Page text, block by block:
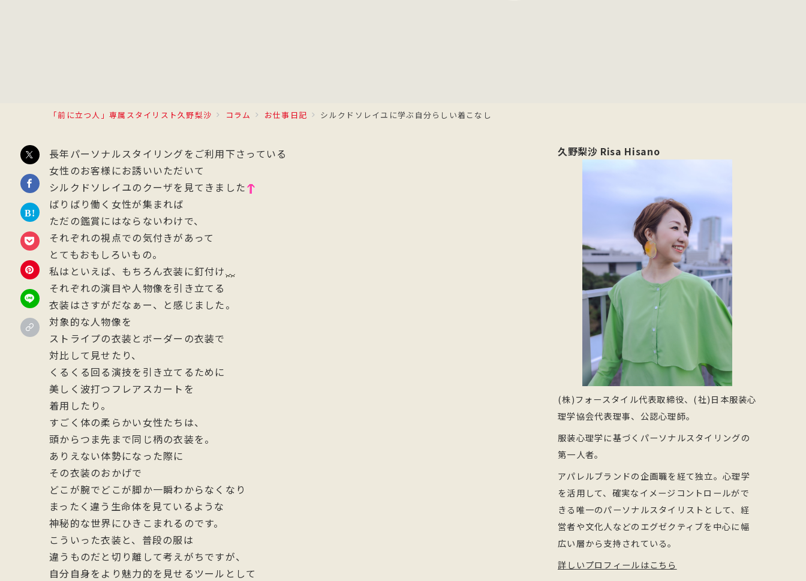
「前に立つ人」専属スタイリスト久野梨沙 コラム お仕事日記 シルクドソレイユに学ぶ自分らしい着こなし
長年パーソナルスタイリングをご利用下さっている
女性のお客様にお誘いいただいて
シルクドソレイユのクーザを見てきました
ばりばり働く女性が集まれば
ただの鑑賞にはならないわけで、
それぞれの視点での気付きがあって
とてもおもしろいもの。
私はといえば、もちろん衣装に釘付け
それぞれの演目や人物像を引き立てる
衣装はさすがだなぁー、と感じました。
対象的な人物像を
ストライプの衣装とボーダーの衣装で
対比して見せたり、
くるくる回る演技を引き立てるために
美しく波打つフレアスカートを
着用したり。
すごく体の柔らかい女性たちは、
頭からつま先まで同じ柄の衣装を。
ありえない体勢になった際に
その衣装のおかげで
どこが腕でどこが脚か一瞬わからなくなり
まったく違う生命体を見ているような
神秘的な世界にひきこまれるのです。
こういった衣装と、普段の服は
違うものだと切り離して考えがちですが、
自分自身をより魅力的を見せるツールとして
久野梨沙 Risa Hisano
(株)フォースタイル代表取締役、(社)日本服装心
理学協会代表理事、公認心理師。
服装心理学に基づくパーソナルスタイリングの
第一人者。
アパレルブランドの企画職を経て独立。心理学
を活用して、確実なイメージコントロールがで
きる唯一のパーソナルスタイリストとして、経
営者や文化人などのエグゼクティブを中心に幅
広い層から支持されている。
詳しいプロフィールはこちら